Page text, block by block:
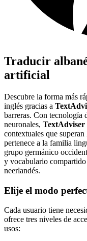
Traducir
artificial
Descubre la forma más
inglés gracias a
barreras. Con tecnología
neuronales, TextAdviser
contextuales que
pertenece a la familia
grupo germánico
y vocabulario
neerlandés.
Elije el modo
Cada usuario tiene
ofrece tres niveles de
usos: